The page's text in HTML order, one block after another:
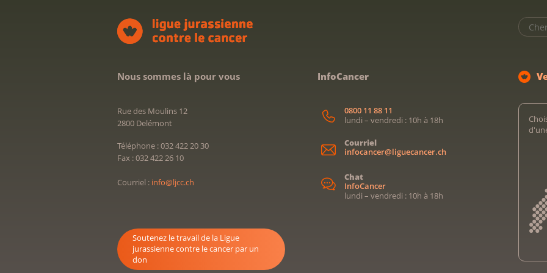
Nous sommes là pour vous
Rue des Moulins 12
2800 Delémont
Téléphone : 032 422 20 30
Fax : 032 422 26 10
Courriel : info@ljcc.ch
Soutenez le travail de la Ligue
jurassienne contre le cancer par un
don
InfoCancer
0800 11 88 11
lundi – vendredi : 10h à 18h
Courriel
infocancer@liguecancer.ch
Chat
InfoCancer
lundi – vendredi : 10h à 18h